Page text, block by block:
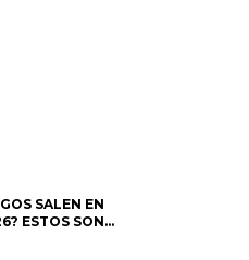
SALEN EN
ESTOS SON
ESPERADOS